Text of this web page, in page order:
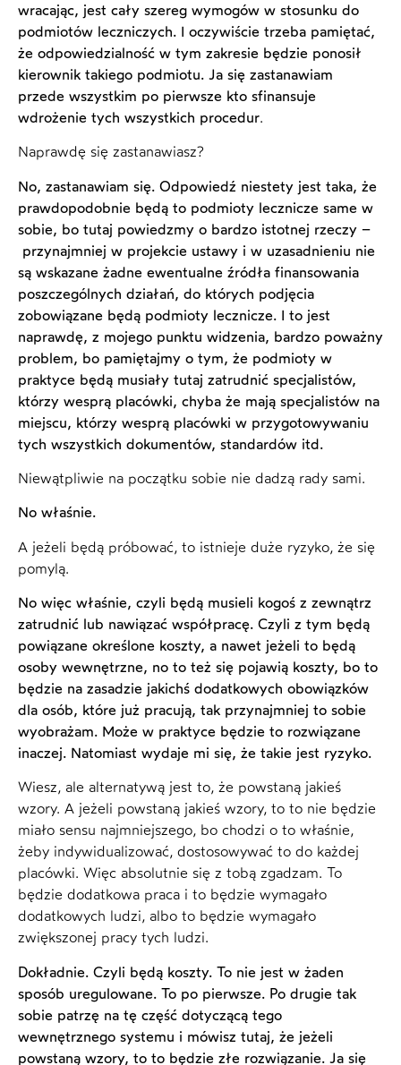
wracając, jest cały szereg wymogów w stosunku do
podmiotów leczniczych. I oczywiście trzeba pamiętać,
że odpowiedzialność w tym zakresie będzie ponosił
kierownik takiego podmiotu. Ja się zastanawiam
przede wszystkim po pierwsze kto sfinansuje
wdrożenie tych wszystkich procedur.
Naprawdę się zastanawiasz?
No, zastanawiam się. Odpowiedź niestety jest taka, że
prawdopodobnie będą to podmioty lecznicze same w
sobie, bo tutaj powiedzmy o bardzo istotnej rzeczy –
przynajmniej w projekcie ustawy i w uzasadnieniu nie
są wskazane żadne ewentualne źródła finansowania
poszczególnych działań, do których podjęcia
zobowiązane będą podmioty lecznicze. I to jest
naprawdę, z mojego punktu widzenia, bardzo poważny
problem, bo pamiętajmy o tym, że podmioty w
praktyce będą musiały tutaj zatrudnić specjalistów,
którzy wesprą placówki, chyba że mają specjalistów na
miejscu, którzy wesprą placówki w przygotowywaniu
tych wszystkich dokumentów, standardów itd.
Niewątpliwie na początku sobie nie dadzą rady sami.
No właśnie.
A jeżeli będą próbować, to istnieje duże ryzyko, że się
pomylą.
No więc właśnie, czyli będą musieli kogoś z zewnątrz
zatrudnić lub nawiązać współpracę. Czyli z tym będą
powiązane określone koszty, a nawet jeżeli to będą
osoby wewnętrzne, no to też się pojawią koszty, bo to
będzie na zasadzie jakichś dodatkowych obowiązków
dla osób, które już pracują, tak przynajmniej to sobie
wyobrażam. Może w praktyce będzie to rozwiązane
inaczej. Natomiast wydaje mi się, że takie jest ryzyko.
Wiesz, ale alternatywą jest to, że powstaną jakieś
wzory. A jeżeli powstaną jakieś wzory, to to nie będzie
miało sensu najmniejszego, bo chodzi o to właśnie,
żeby indywidualizować, dostosowywać to do każdej
placówki. Więc absolutnie się z tobą zgadzam. To
będzie dodatkowa praca i to będzie wymagało
dodatkowych ludzi, albo to będzie wymagało
zwiększonej pracy tych ludzi.
Dokładnie. Czyli będą koszty. To nie jest w żaden
sposób uregulowane. To po pierwsze. Po drugie tak
sobie patrzę na tę część dotyczącą tego
wewnętrznego systemu i mówisz tutaj, że jeżeli
powstaną wzory, to to będzie złe rozwiązanie. Ja się